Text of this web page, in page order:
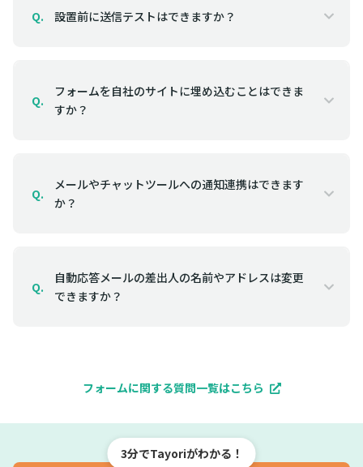
Q. 設置前に送信テストはできますか？
Q.
フォームを自社のサイトに埋め込むことはできま
すか？
Q.
メールやチャットツールへの通知連携はできます
か？
Q.
自動応答メールの差出人の名前やアドレスは変更
できますか？
フォームに関する質問一覧はこちら
3分でTayoriがわかる！